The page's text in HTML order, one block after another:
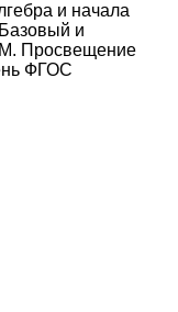
и начала
и
Просвещение
ФГОС